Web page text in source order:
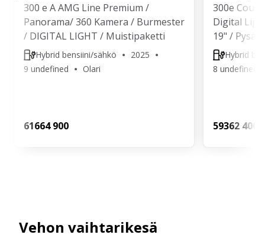
300 e A AMG Line Premium /
Panorama/ 360 Kamera / Burmester
/ DIGITAL LIGHT / Muistipaketti
Hybrid bensiini/sähkö
2025
9 undefined
Olari
61664 900
300e
Digital
19" /
Hybrid
8 undefined
59362 400
Vehon vaihtarikesä